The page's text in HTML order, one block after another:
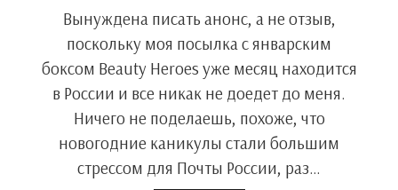
Вынуждена писать анонс, а не отзыв,
поскольку моя посылка c январским
боксом Beauty Heroes уже месяц находится
в России и все никак не доедет до меня.
Ничего не поделаешь, похоже, что
новогодние каникулы стали большим
стрессом для Почты России, раз…